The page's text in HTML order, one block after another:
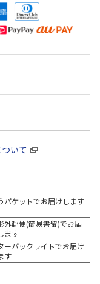
いて
パケットでお届けします
外郵便(簡易書留)でお届
ます
ーパックライトでお届け
す